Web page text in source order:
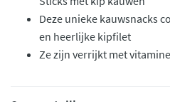
Deze unieke kauwsnacks
en heerlijke kipfilet
Ze zijn verrijkt met